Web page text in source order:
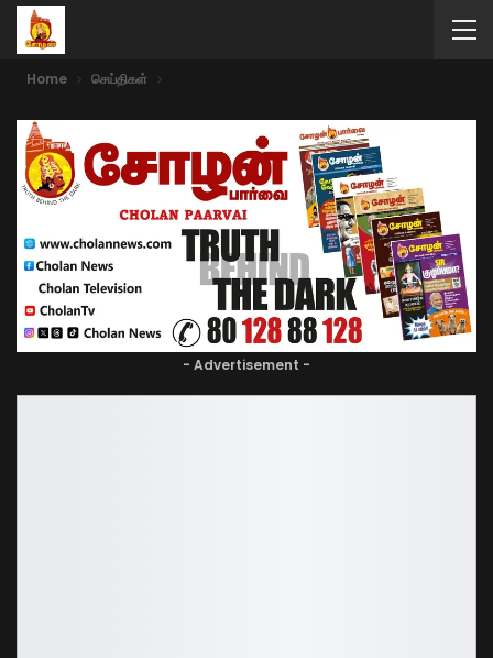
Home செய்திகள்
- Advertisement -